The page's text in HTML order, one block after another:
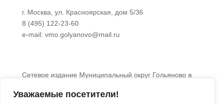
Уважаемые посетители!
г. Москва, ул. Красноярская, дом 5/36
8 (495) 122-23-60
e-mail: vmo.golyanovo@mail.ru
Сетевое издание Муниципальный округ Гольяново в
Об использовании информации сайта.